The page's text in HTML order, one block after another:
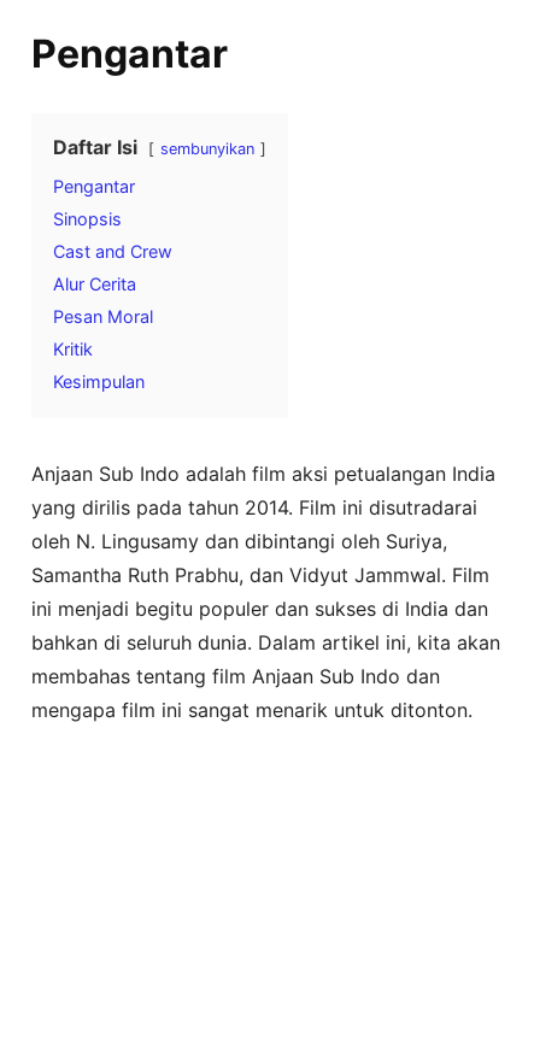
Pengantar
Daftar Isi sembunyikan
Pengantar
Sinopsis
Cast and Crew
Alur Cerita
Pesan Moral
Kritik
Kesimpulan
Anjaan Sub Indo adalah film aksi petualangan India
yang dirilis pada tahun 2014. Film ini disutradarai
oleh N. Lingusamy dan dibintangi oleh Suriya,
Samantha Ruth Prabhu, dan Vidyut Jammwal. Film
ini menjadi begitu populer dan sukses di India dan
bahkan di seluruh dunia. Dalam artikel ini, kita akan
membahas tentang film Anjaan Sub Indo dan
mengapa film ini sangat menarik untuk ditonton.